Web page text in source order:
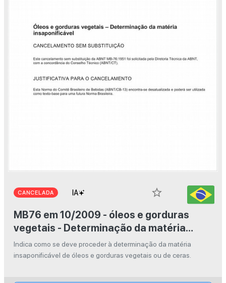
CANCELADA
star_border
MB76 em 10/2009 - óleos e gorduras
vegetais - Determinação da matéria
insaponificável
Indica como se deve proceder à determinação da matéria
insaponificável de óleos e gorduras vegetais ou de ceras.